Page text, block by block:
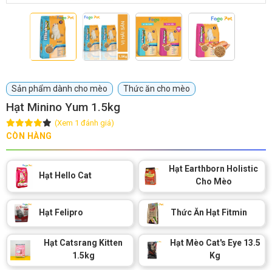
Khách sạn chó mèo Spa chó mèo
Dịch vụ cắt tỉa lông chó
mèo
Dịch vụ huấn luyện chó
Dịch vụ mua bán chó
mèo
Dịch vụ phối giống chó
mèo
TIN TỨC
Thông tin về khách sạn,
spa cho thú cưng
Thông tin về chó
Thông tin về mèo
CHÍNH SÁCH
Chính sách mua hàng Chính sách vận chuyển
Sản phẩm dành cho mèo Thức ăn cho mèo
Hạt Minino Yum 1.5kg
(Xem 1 đánh giá)
CÒN HÀNG
Hạt Hello Cat
Hạt Earthborn Holistic
Cho Mèo
Hạt Felipro Thức Ăn Hạt Fitmin
Hạt Catsrang Kitten
1.5kg
Hạt Mèo Cat's Eye 13.5
Kg